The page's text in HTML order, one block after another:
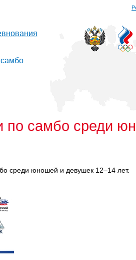
по самбо среди
среди юношей и девушек 12–14 лет.